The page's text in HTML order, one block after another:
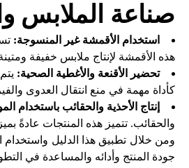
صناعة الملابس
استخدام الأقمشة غير المنسوجة:
هذه الأقمشة لإنتاج ملابس خفيفة
تحضير الأقنعة والأغطية الصحية:
كأداة مهمة في منع انتقال العدوى
إنتاج الأحذية والحقائب باستخدام
والحقائب. تتميز هذه المنتجات عادةً
ومن خلال تطبيق هذا الدليل
جودة المنتج وأدائه والمساعدة في